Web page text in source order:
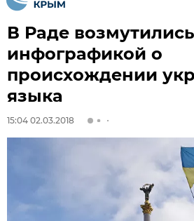
В Раде возмутились
инфографикой о
происхождении
языка
15:04 02.03.2018